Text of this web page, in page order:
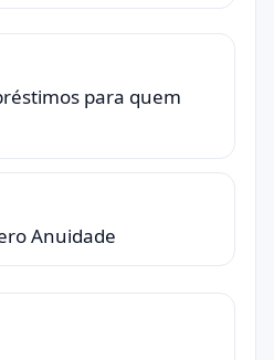
para quem
Anuidade